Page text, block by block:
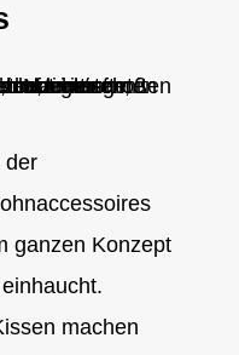
der
ganzen Konzept
machen